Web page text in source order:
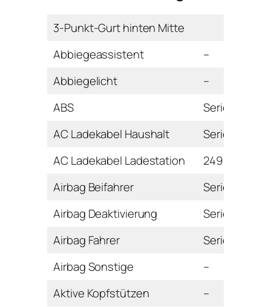
3-Punkt-Gurt hinten Mitte
Abbiegeassistent
–
Abbiegelicht
–
ABS
Serie
AC Ladekabel Haushalt
Serie
AC Ladekabel Ladestation
249 Euro
Airbag Beifahrer
Serie
Airbag Deaktivierung
Serie
Airbag Fahrer
Serie
Airbag Sonstige
–
Aktive Kopfstützen
–